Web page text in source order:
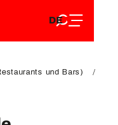
DE
FR
und Bars)